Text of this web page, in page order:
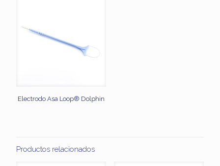
Electrodo Asa Loop® Dolphin
Productos relacionados